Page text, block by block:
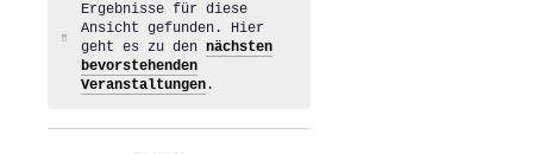
Hinweis
Ergebnisse für diese
Ansicht gefunden. Hier
geht es zu dennächsten
bevorstehenden
Veranstaltungen .